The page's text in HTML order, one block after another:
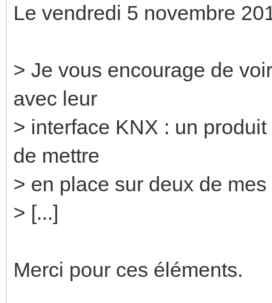
Le vendredi 5 novembre
> Je vous encourage de
avec leur
> interface KNX : un
de mettre
> en place sur deux de
> [...]
Merci pour ces éléments.